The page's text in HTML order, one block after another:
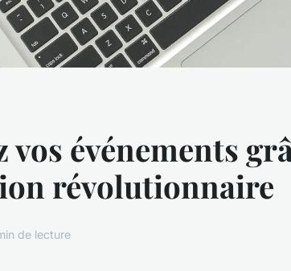
événements
révolutionnaire
de lecture